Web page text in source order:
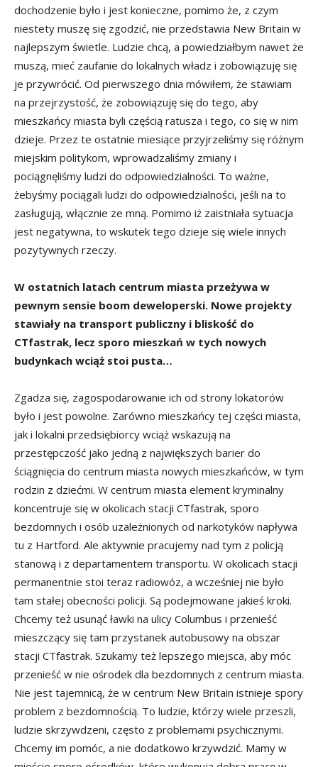
dochodzenie było i jest konieczne, pomimo że, z czym
niestety muszę się zgodzić, nie przedstawia New Britain w
najlepszym świetle. Ludzie chcą, a powiedziałbym nawet że
muszą, mieć zaufanie do lokalnych władz i zobowiązuję się
je przywrócić. Od pierwszego dnia mówiłem, że stawiam
na przejrzystość, że zobowiązuję się do tego, aby
mieszkańcy miasta byli częścią ratusza i tego, co się w nim
dzieje. Przez te ostatnie miesiące przyjrzeliśmy się różnym
miejskim politykom, wprowadzaliśmy zmiany i
pociągnęliśmy ludzi do odpowiedzialności. To ważne,
żebyśmy pociągali ludzi do odpowiedzialności, jeśli na to
zasługują, włącznie ze mną. Pomimo iż zaistniała sytuacja
jest negatywna, to wskutek tego dzieje się wiele innych
pozytywnych rzeczy.
W ostatnich latach centrum miasta przeżywa w
pewnym sensie boom deweloperski. Nowe projekty
stawiały na transport publiczny i bliskość do
CTfastrak, lecz sporo mieszkań w tych nowych
budynkach wciąż stoi pusta…
Zgadza się, zagospodarowanie ich od strony lokatorów
było i jest powolne. Zarówno mieszkańcy tej części miasta,
jak i lokalni przedsiębiorcy wciąż wskazują na
przestępczość jako jedną z największych barier do
ściągnięcia do centrum miasta nowych mieszkańców, w tym
rodzin z dziećmi. W centrum miasta element kryminalny
koncentruje się w okolicach stacji CTfastrak, sporo
bezdomnych i osób uzależnionych od narkotyków napływa
tu z Hartford. Ale aktywnie pracujemy nad tym z policją
stanową i z departamentem transportu. W okolicach stacji
permanentnie stoi teraz radiowóz, a wcześniej nie było
tam stałej obecności policji. Są podejmowane jakieś kroki.
Chcemy też usunąć ławki na ulicy Columbus i przenieść
mieszczący się tam przystanek autobusowy na obszar
stacji CTfastrak. Szukamy też lepszego miejsca, aby móc
przenieść w nie ośrodek dla bezdomnych z centrum miasta.
Nie jest tajemnicą, że w centrum New Britain istnieje spory
problem z bezdomnością. To ludzie, którzy wiele przeszli,
ludzie skrzywdzeni, często z problemami psychicznymi.
Chcemy im pomóc, a nie dodatkowo krzywdzić. Mamy w